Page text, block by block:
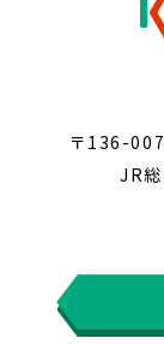
〒136-
JR